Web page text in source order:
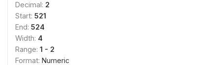
Decimal: 2
Start: 521
End: 524
Width: 4
Range: 1 - 2
Format: Numeric